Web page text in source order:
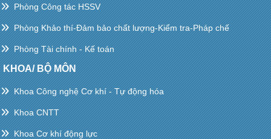
Phòng Công tác HSSV
Phòng Khảo thí-Đảm bảo chất lượng-Kiểm tra-Pháp chế
Phòng Tài chính - Kế toán
KHOA/ BỘ MÔN
Khoa Công nghệ Cơ khí - Tự động hóa
Khoa CNTT
Khoa Cơ khí động lực